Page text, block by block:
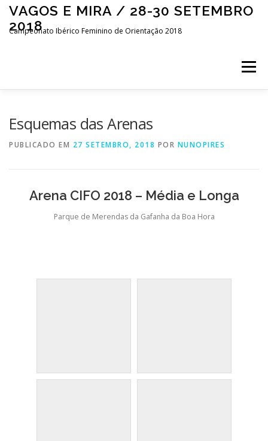
Saltar
para
conteúdo
VAGOS E MIRA / 28-30 SETEMBRO
2018
Campeonato Ibérico Feminino de Orientação 2018
Menu
CONTACTOS ESPAÑOL
Esquemas das Arenas
PUBLICADO EM 27 SETEMBRO, 2018 POR NUNOPIRES
Arena CIFO 2018 – Média e Longa
Parque de Merendas da Gafanha da Boa Hora